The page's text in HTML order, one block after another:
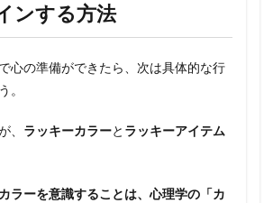
ンする方法
心の準備ができたら、次は具体的な行
。
、 ラッキーカラーと ラッキーアイテム
ラーを意識することは、心理学の「カ